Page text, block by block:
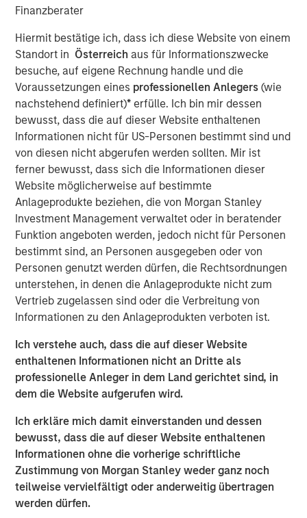
Finanzberater
Hiermit bestätige ich, dass ich diese Website von einem
Standort in Österreich aus für Informationszwecke
besuche, auf eigene Rechnung handle und die
Voraussetzungen eines professionellen Anlegers(wie
nachstehend definiert)* erfülle. Ich bin mir dessen
bewusst, dass die auf dieser Website enthaltenen
Informationen nicht für US-Personen bestimmt sind und
von diesen nicht abgerufen werden sollten. Mir ist
ferner bewusst, dass sich die Informationen dieser
Website möglicherweise auf bestimmte
Anlageprodukte beziehen, die von Morgan Stanley
Investment Management verwaltet oder in beratender
Funktion angeboten werden, jedoch nicht für Personen
bestimmt sind, an Personen ausgegeben oder von
Personen genutzt werden dürfen, die Rechtsordnungen
unterstehen, in denen die Anlageprodukte nicht zum
Vertrieb zugelassen sind oder die Verbreitung von
Informationen zu den Anlageprodukten verboten ist.
Ich verstehe auch, dass die auf dieser Website
enthaltenen Informationen nicht an Dritte als
professionelle Anleger in dem Land gerichtet sind, in
dem die Website aufgerufen wird.
Ich erkläre mich damit einverstanden und dessen
bewusst, dass die auf dieser Website enthaltenen
Informationen ohne die vorherige schriftliche
Zustimmung von Morgan Stanley weder ganz noch
teilweise vervielfältigt oder anderweitig übertragen
werden dürfen.
Schwellenländer (EM) ein Jahr mit außergewöhnlich
starker Performance und positiven Renditen sowohl in
Hart- als auch in Lokalwährung ab. Die
Schwellenländeranleihen wurden von einem
schwächeren US-Dollar, einer Lockerung der Geldpolitik
vieler Zentralbanken der Schwellenländer, einer
Verengung der Kreditaufschläge sowie einer anhaltenden
Nachfrage der Anleger nach Vermögenswerten abseits
des US-Dollars unterstützt.
Vorausblickend treiben mehrere Faktoren unseren
konstruktiven Ausblick für Schwellenländeranleihen im
Jahr 2026 voran: Eine robuste Nachfrage der Anleger
nach Vermögenswerten abseits des US-Dollars,
Realrenditen, die unvermindert diejenigen der
Industrieländer übertreffen, ein anhaltend günstiges
Inflationsumfeld in den meisten dieser Länder und starke
Fundamentaldaten in ausgewählten Schwellenländern.
Ein starker Abschluss des Jahres 2025
Abbildung 1 bietet Aufschluss über die beträchtlichen
Renditebeiträge für Lokalwährungsanleihen im vierten
Quartal aus Devisen und Zinsen. Der Sektor der
Hartwährungsanleihen profitierte von engeren Spreads
und Zuwächsen bei US-Staatsanleihen. Geringere
Inflationserwartungen trugen zu niedrigeren Zinsen bei.
Gemischte, aber im Großen und Ganzen sich
verbessernde Fundamentaldaten trieben sowohl die
Spreadverengung als auch die Währungsaufwertung